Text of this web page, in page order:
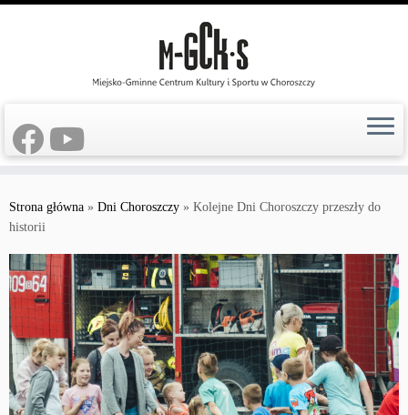
do
treści
Strona główna » Dni Choroszczy » Kolejne Dni Choroszczy przeszły do
historii